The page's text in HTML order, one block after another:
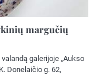
margučių
galerijoje „Aukso
Donelaičio g. 62,